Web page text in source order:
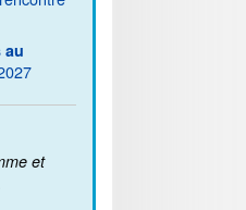
et